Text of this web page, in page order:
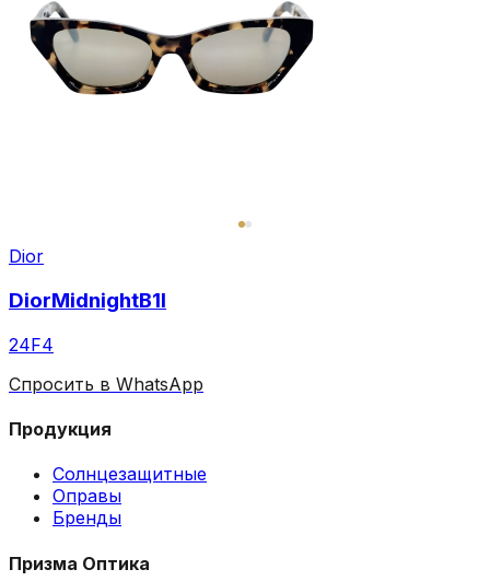
Dior
DiorMidnightB1I
24F4
Спросить в WhatsApp
Продукция
Солнцезащитные
Оправы
Бренды
Призма Оптика